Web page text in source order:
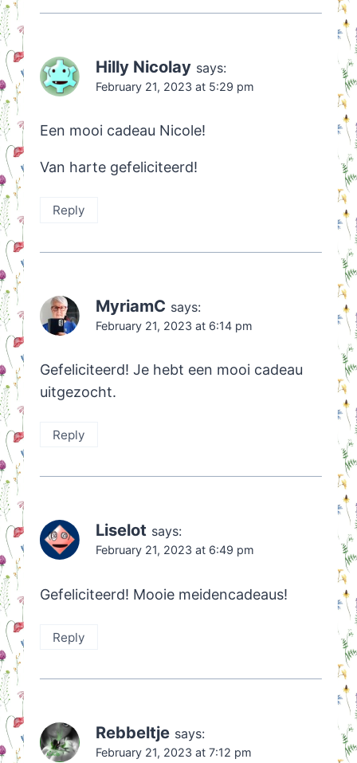
Hilly Nicolay says:
February 21, 2023 at 5:29 pm
Een mooi cadeau Nicole!
Van harte gefeliciteerd!
Reply
MyriamC says:
February 21, 2023 at 6:14 pm
Gefeliciteerd! Je hebt een mooi cadeau
uitgezocht.
Reply
Liselot says:
February 21, 2023 at 6:49 pm
Gefeliciteerd! Mooie meidencadeaus!
Reply
Rebbeltje says:
February 21, 2023 at 7:12 pm